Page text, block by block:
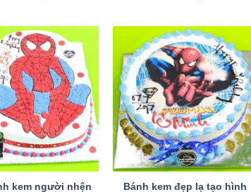
kem người nhện
Bánh kem đẹp lạ tạo hình